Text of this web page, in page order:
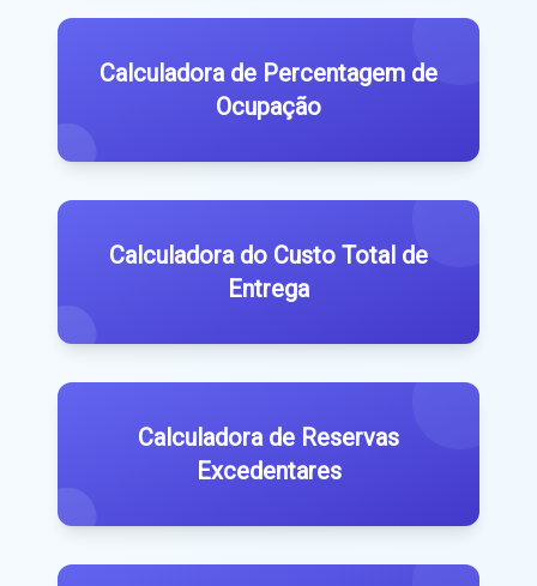
Calculadora de Percentagem de
Ocupação
Calculadora do Custo Total de
Entrega
Calculadora de Reservas
Excedentares